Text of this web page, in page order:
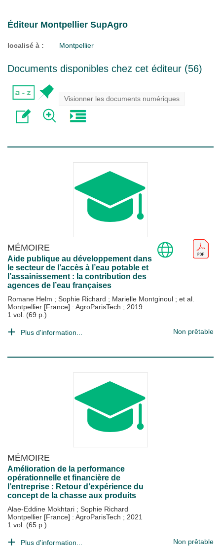
Éditeur Montpellier SupAgro
localisé à : Montpellier
Documents disponibles chez cet éditeur (56)
Visionner les documents numériques
MÉMOIRE
Aide publique au développement dans
le secteur de l’accès à l’eau potable et
l’assainissement : la contribution des
agences de l’eau françaises
Romane Helm ; Sophie Richard ; Marielle Montginoul ; et al.
Montpellier [France] : AgroParisTech ; 2019
1 vol. (69 p.)
Plus d'information... Non prêtable
MÉMOIRE
Amélioration de la performance
opérationnelle et financière de
l’entreprise : Retour d’expérience du
concept de la chasse aux produits
Alae-Eddine Mokhtari ; Sophie Richard
Montpellier [France] : AgroParisTech ; 2021
1 vol. (65 p.)
Plus d'information... Non prêtable